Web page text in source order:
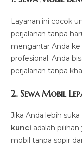
Layanan ini cocok
perjalanan tanpa
mengantar Anda
profesional. Anda
perjalanan tanpa
2.Sewa Mobil
Jika Anda lebih
kunci adalah
mobil tanpa sopir